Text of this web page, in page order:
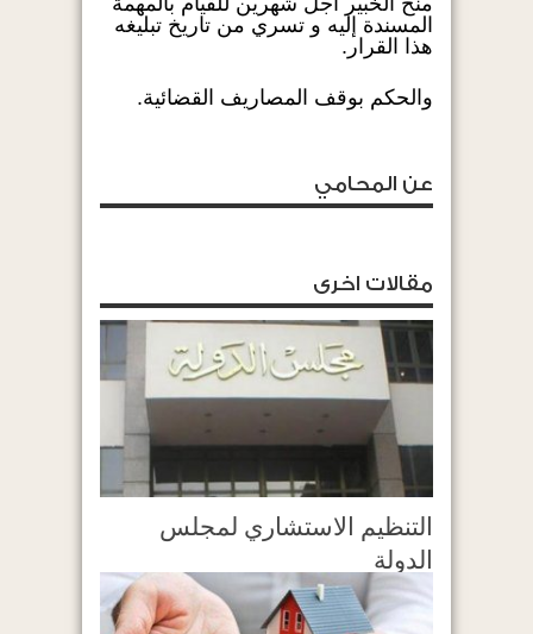
المسندة إليه و تسري من تاريخ تبليغه
هذا القرار.
والحكم بوقف المصاريف القضائية.
عن المحامي
مقالات اخرى
التنظيم الاستشاري لمجلس
الدولة